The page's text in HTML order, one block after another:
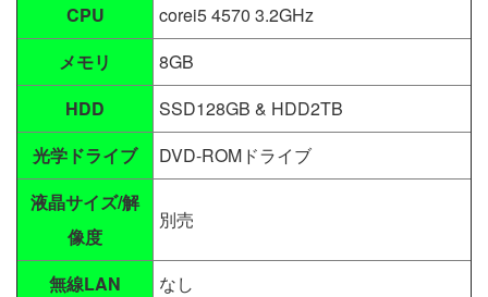
CPU
corei5 4570 3.2GHz
メモリ
8GB
HDD
SSD128GB & HDD2TB
光学ドライブ
DVD-ROMドライブ
液晶サイズ/解
像度
別売
無線LAN
なし